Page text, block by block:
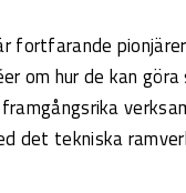
fortfarande
om hur de kan
det tekniska